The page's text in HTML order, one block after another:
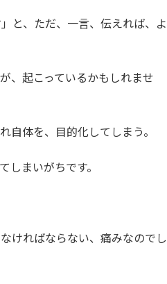
と、ただ、一言、伝えれば、よ
、起こっているかもしれませ
自体を、目的化してしまう。
しまいがちです。
ければならない、痛みなのでし